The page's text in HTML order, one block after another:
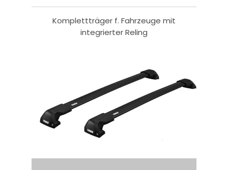
Komplettträger f. Fahrzeuge mit
integrierter Reling